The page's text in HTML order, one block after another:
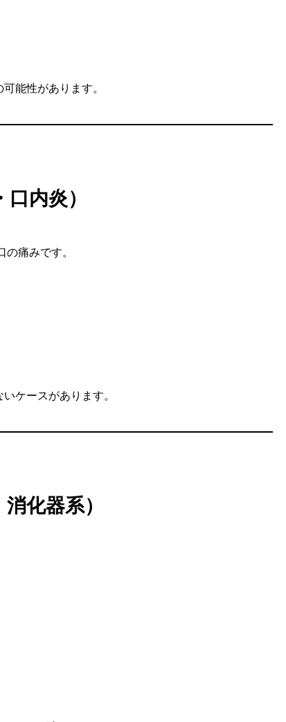
能性があります。
内炎）
の痛みです。
ケースがあります。
化器系）